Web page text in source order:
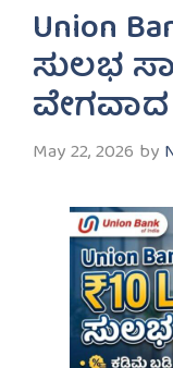
Union
ಸುಲಭ
May 22, 2026 by